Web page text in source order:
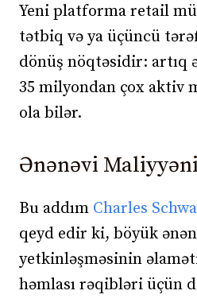
Yeni platforma retail
tətbiq və ya üçüncü
dönüş nöqtəsidir: artıq
35 milyondan çox aktiv
ola bilər.
Ənənəvi
Bu addım Charles
qeyd edir ki, böyük
yetkinləşməsinin
həmlası rəqibləri üçün